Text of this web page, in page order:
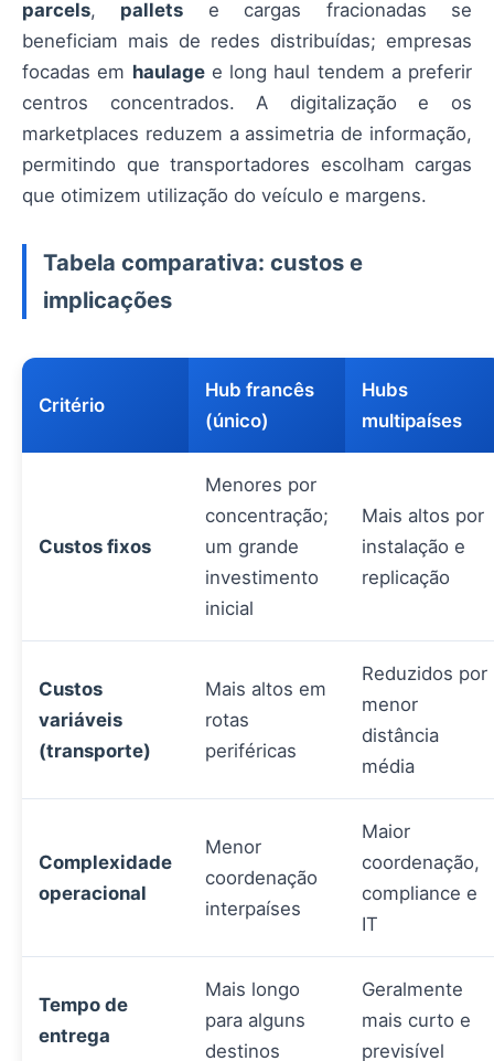
parcels, pallets e cargas fracionadas se
beneficiam mais de redes distribuídas; empresas
focadas em haulagee long haul tendem a preferir
centros concentrados. A digitalização e os
marketplaces reduzem a assimetria de informação,
permitindo que transportadores escolham cargas
que otimizem utilização do veículo e margens.
Tabela comparativa: custos e
implicações
Critério
Hub francês
(único)
Hubs
multipaíses
Custos fixos
Menores por
concentração;
um grande
investimento
inicial
Mais altos por
instalação e
replicação
Custos
variáveis
(transporte)
Mais altos em
rotas
periféricas
Reduzidos por
menor
distância
média
Complexidade
operacional
Menor
coordenação
interpaíses
Maior
coordenação,
compliance e
IT
Tempo de
entrega
Mais longo
para alguns
destinos
Geralmente
mais curto e
previsível